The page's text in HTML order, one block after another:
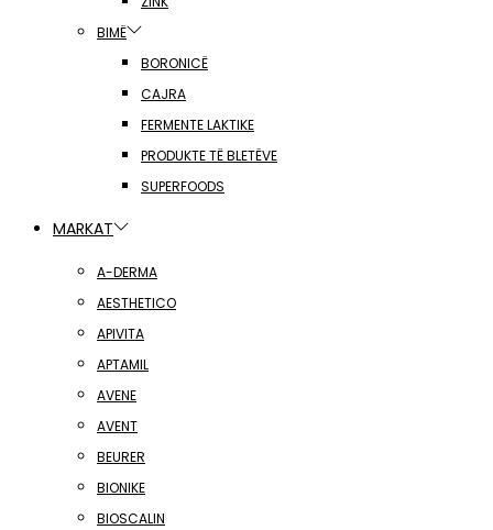
BIMË
BORONICË
CAJRA
FERMENTE LAKTIKE
PRODUKTE TË BLETËVE
SUPERFOODS
MARKAT
A-DERMA
AESTHETICO
APIVITA
APTAMIL
AVENE
AVENT
BEURER
BIONIKE
BIOSCALIN